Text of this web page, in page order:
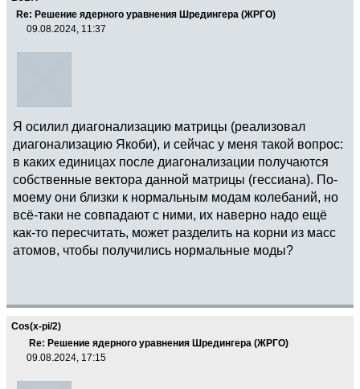
Re: Решение ядерного уравнения Шредингера (ЖРГО)
09.08.2024, 11:37
Я осилил диагонализацию матрицы (реализовал
диагонализацию Якоби), и сейчас у меня такой вопрос:
в каких единицах после диагонализации получаются
собственные вектора данной матрицы (гессиана). По-
моему они близки к нормальным модам колебаний, но
всё-таки не совпадают с ними, их наверно надо ещё
как-то пересчитать, может разделить на корни из масс
атомов, чтобы получились нормальные моды?
Cos(x-pi/2)
Re: Решение ядерного уравнения Шредингера (ЖРГО)
09.08.2024, 17:15